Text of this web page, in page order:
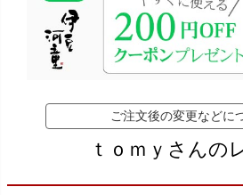
ご注文後の変更などに
ｔｏｍｙさんの